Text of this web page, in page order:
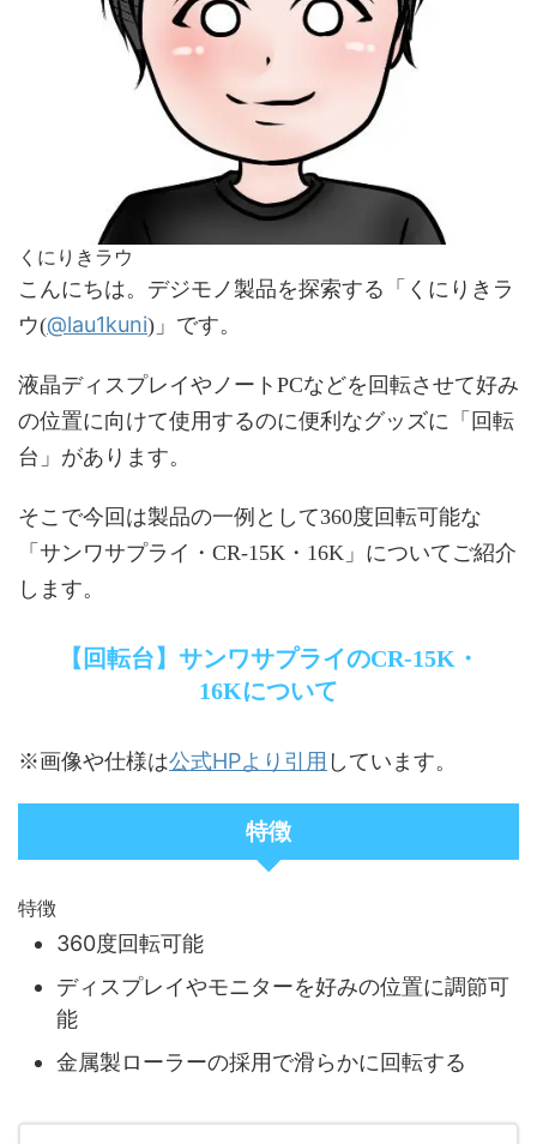
くにりきラウ
こんにちは。デジモノ製品を探索する「くにりきラ
ウ(@lau1kuni)」です。
液晶ディスプレイやノートPCなどを回転させて好み
の位置に向けて使用するのに便利なグッズに「回転
台」があります。
そこで今回は製品の一例として360度回転可能な
「サンワサプライ・CR-15K・16K」についてご紹介
します。
【回転台】サンワサプライのCR-15K・
16Kについて
※画像や仕様は公式HPより引用 しています。
特徴
特徴
360度回転可能
ディスプレイやモニターを好みの位置に調節可
能
金属製ローラーの採用で滑らかに回転する